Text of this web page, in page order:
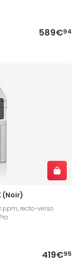
589€94
(Noir)
ppm, recto-verso
419€95